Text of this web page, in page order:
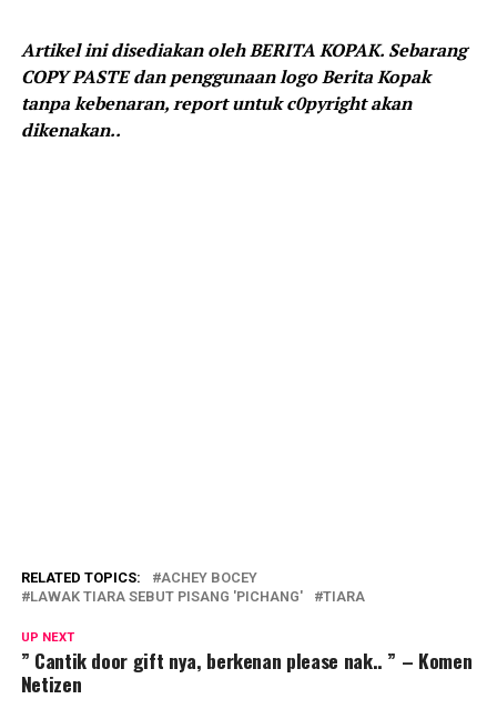
Artikel ini disediakan oleh BERITA KOPAK. Sebarang
COPY PASTE dan penggunaan logo Berita Kopak
tanpa kebenaran, report untuk c0pyright akan
dikenakan..
RELATED TOPICS:
ACHEY BOCEY
LAWAK TIARA SEBUT PISANG 'PICHANG'
TIARA
UP NEXT
” Cantik door gift nya, berkenan please nak.. ” – Komen
Netizen